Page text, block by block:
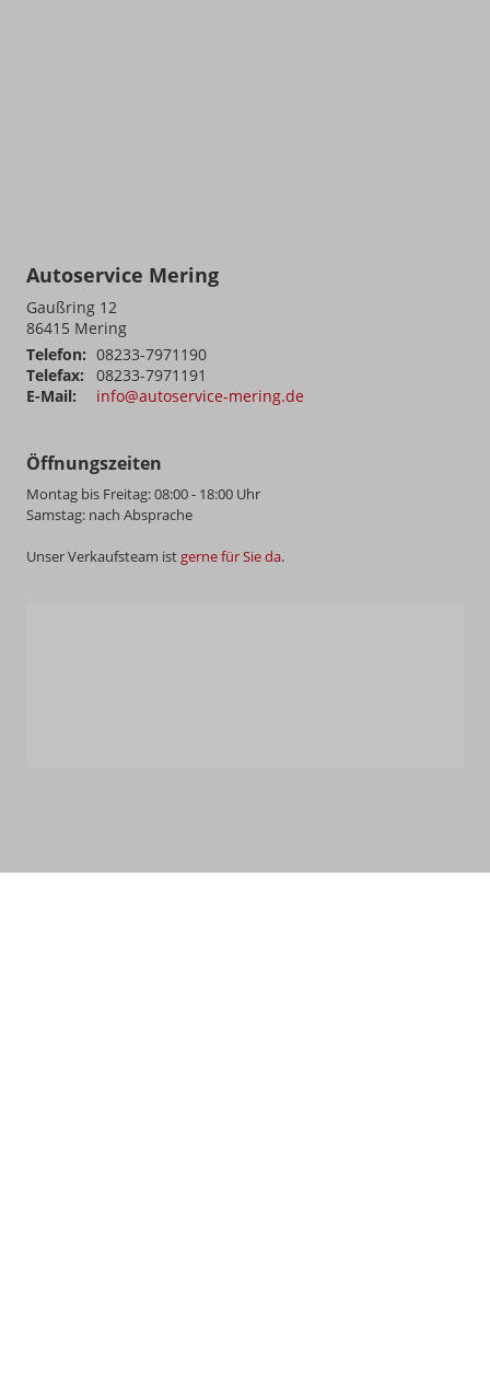
Autoservice Mering
Gaußring 12
86415 Mering
Telefon: 08233-7971190
Telefax:
08233-7971191
E-Mail:
info@autoservice-mering.de
Öffnungszeiten
Montag bis Freitag: 08:00 - 18:00 Uhr
Samstag: nach Absprache
Unser Verkaufsteam ist gerne für Sie da.